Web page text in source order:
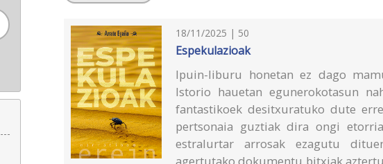
18/11/2025 | 50
Espekulazioak
Ipuin-liburu honetan ez dago
Istorio hauetan egunerokotasun
fantastikoek desitxuratuko dute
pertsonaia guztiak dira ongi
estralurtar arrosak ezagutu